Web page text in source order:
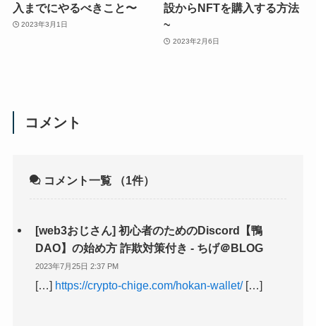
入までにやるべきこと〜
2023年3月1日
設からNFTを購入する方法
~
2023年2月6日
コメント
コメント一覧 （1件）
[web3おじさん] 初心者のためのDiscord【鴨
DAO】の始め方 詐欺対策付き - ちげ＠BLOG
2023年7月25日 2:37 PM
[…] https://crypto-chige.com/hokan-wallet/[…]